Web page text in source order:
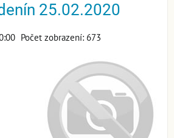
25.02.2020
Počet zobrazení: 673